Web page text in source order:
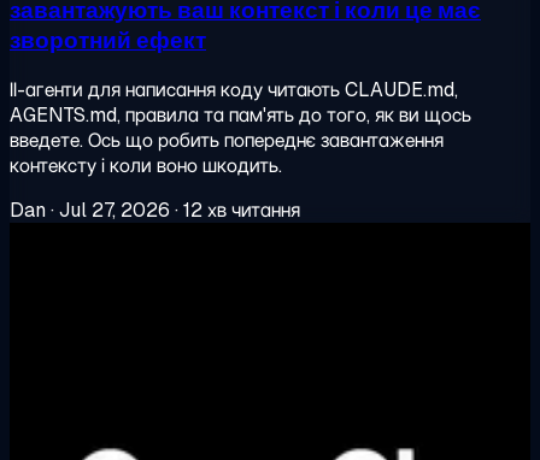
завантажують ваш контекст і коли це має
зворотний ефект
ІІ-агенти для написання коду читають CLAUDE.md,
AGENTS.md, правила та пам'ять до того, як ви щось
введете. Ось що робить попереднє завантаження
контексту і коли воно шкодить.
Dan·Jul 27, 2026 ·12 хв читання